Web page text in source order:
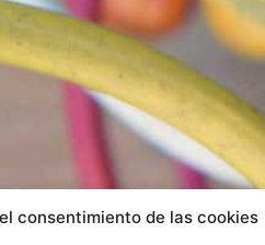
consentimiento de las cookies